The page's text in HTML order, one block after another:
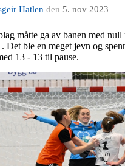
Hatlen den 5. nov 2023
måtte ga av banen med
Det ble en meget jevn og
13 - 13 til pause.